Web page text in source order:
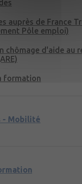
auprès de France
Pôle emploi)
chômage d'aide au
formation
- Mobilité